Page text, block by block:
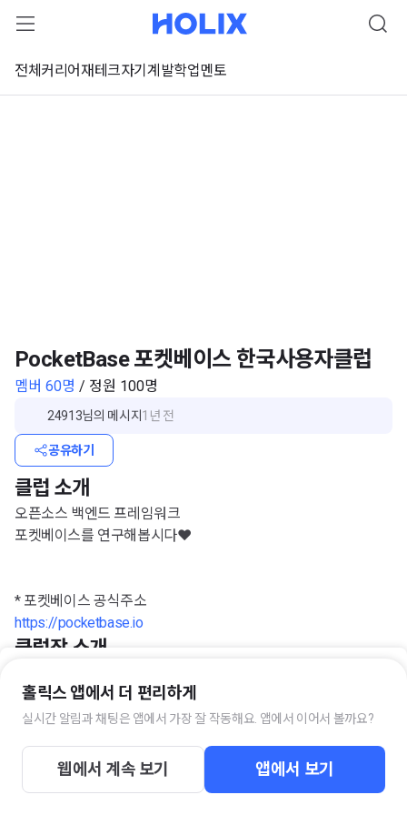
전체 커리어재테크자기계발학업멘토
공유하기
PocketBase 포켓베이스 한국사용자클럽
멤버 60명 / 정원 100명
24913님의 메시지 1년 전
클럽 소개
오픈소스 백엔드 프레임워크
포켓베이스를 연구해봅시다❤️
* 포켓베이스 공식주소
https://pocketbase.io
클럽장 소개
Teddy
이 클럽의 키워드
#개발 #백엔드 #포켓베이스 #프로그래밍
입장하기
홀릭스 앱에서 더 편리하게
실시간 알림과 채팅은 앱에서 가장 잘 작동해요. 앱에서 이어서 볼까요?
웹에서 계속 보기 앱에서 보기